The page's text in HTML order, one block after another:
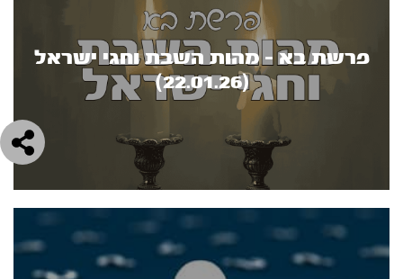
פרשת בא - מהות השבת וחגי ישראל
(22.01.26)